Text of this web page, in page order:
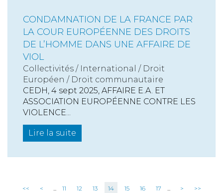
CONDAMNATION DE LA FRANCE PAR
LA COUR EUROPÉENNE DES DROITS
DE L’HOMME DANS UNE AFFAIRE DE
VIOL
Collectivités / International / Droit
Européen / Droit communautaire
CEDH, 4 sept 2025, AFFAIRE E.A. ET
ASSOCIATION EUROPÉENNE CONTRE LES
VIOLENCE...
Lire la suite
<< < ... 11 12 13 14 15 16 17 ... > >>